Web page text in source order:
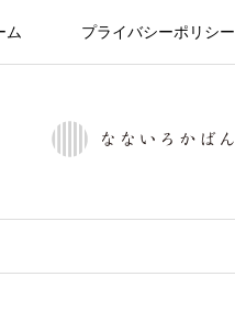
ム プライバシーポリシー